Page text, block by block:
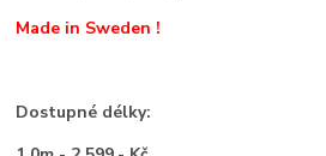
Made in Sweden !
Dostupné délky: